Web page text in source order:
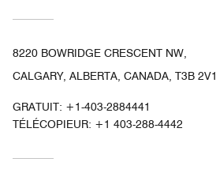
8220 BOWRIDGE CRESCENT NW,
CALGARY, ALBERTA, CANADA, T3B 2V1
GRATUIT: +1-403-2884441
TÉLÉCOPIEUR: +1 403-288-4442